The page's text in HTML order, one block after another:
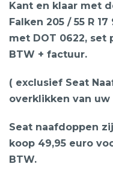
Kant en klaar met
Falken 205 / 55 R
met DOT 0622, set
BTW + factuur.
( exclusief Seat
overklikken van
Seat naafdoppen
koop 49,95 euro
BTW.